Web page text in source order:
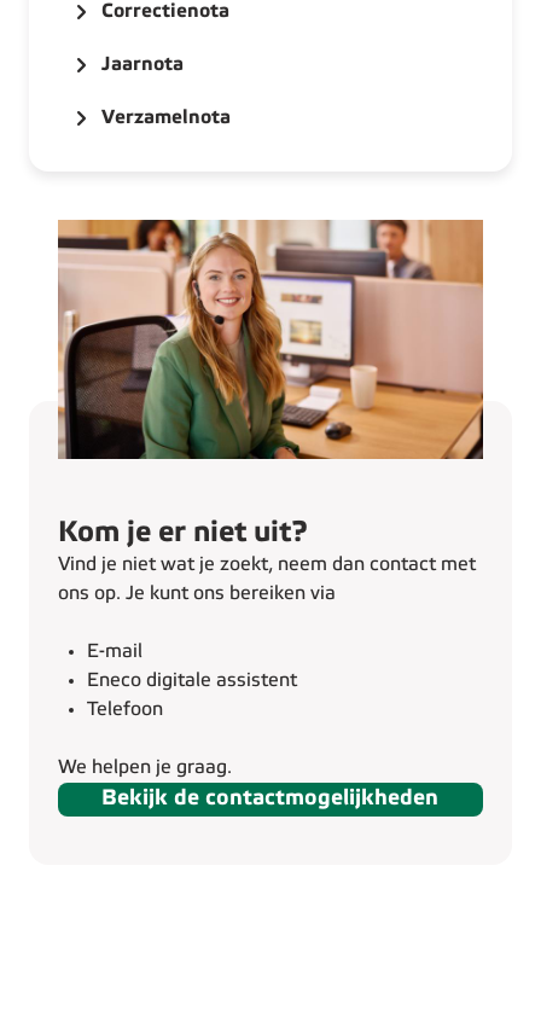
Correctienota
Jaarnota
Verzamelnota
Kom je er niet uit?
Vind je niet wat je zoekt, neem dan contact met
ons op. Je kunt ons bereiken via
E-mail
Eneco digitale assistent
Telefoon
We helpen je graag.
Bekijk de contactmogelijkheden